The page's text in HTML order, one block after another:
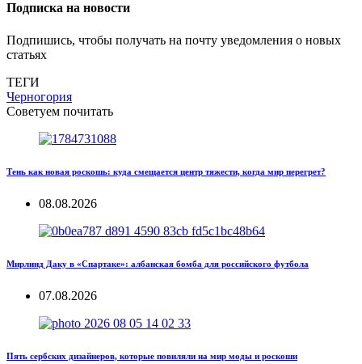
Подписка на новости
Подпишись, чтобы получать на почту уведомления о новых
статьях
ТЕГИ
Черногория
Советуем почитать
Тень как новая роскошь: куда смещается центр тяжести, когда мир перегрет?
08.08.2026
Мирлинд Даку в «Спартаке»: албанская бомба для российского футбола
07.08.2026
Пять сербских дизайнеров, которые повиляли на мир моды и роскоши